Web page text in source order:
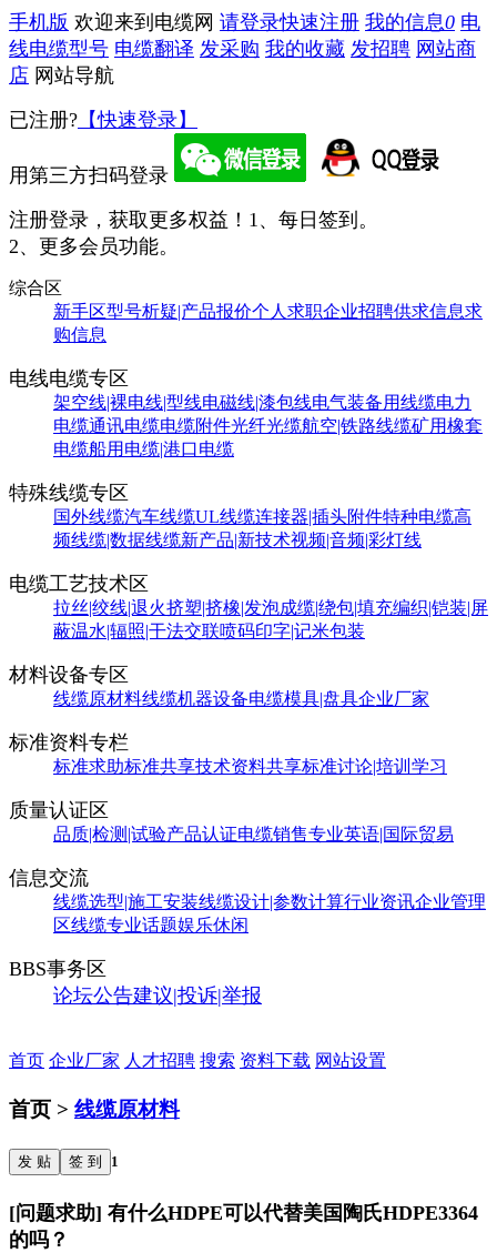
手机版 欢迎来到电缆网 请登录快速注册 我的信息0 电
线电缆型号 电缆翻译 发采购 我的收藏 发招聘 网站商
店 网站导航
已注册? 【快速登录】
用第三方扫码登录
注册登录，获取更多权益！ 1、每日签到。
2、更多会员功能。
综合区
新手区型号析疑|产品报价个人求职企业招聘供求信息求
购信息
电线电缆专区
架空线|裸电线|型线电磁线|漆包线电气装备用线缆电力
电缆通讯电缆电缆附件光纤光缆航空|铁路线缆矿用橡套
电缆船用电缆|港口电缆
特殊线缆专区
国外线缆汽车线缆UL线缆连接器|插头附件特种电缆高
频线缆|数据线缆新产品|新技术视频|音频|彩灯线
电缆工艺技术区
拉丝|绞线|退火挤塑|挤橡|发泡成缆|绕包|填充编织|铠装|屏
蔽温水|辐照|干法交联喷码印字|记米包装
材料设备专区
线缆原材料线缆机器设备电缆模具|盘具企业厂家
标准资料专栏
标准求助标准共享技术资料共享标准讨论|培训学习
质量认证区
品质|检测|试验产品认证电缆销售专业英语|国际贸易
信息交流
线缆选型|施工安装线缆设计|参数计算行业资讯企业管理
区线缆专业话题娱乐休闲
BBS事务区
论坛公告建议|投诉|举报
首页 企业厂家 人才招聘 搜索 资料下载 网站设置
首页 > 线缆原材料
发 贴 签 到 1
[问题求助] 有什么HDPE可以代替美国陶氏HDPE3364
的吗？